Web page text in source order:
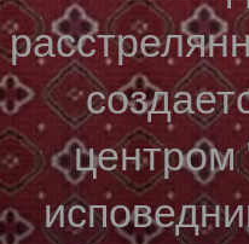
центром